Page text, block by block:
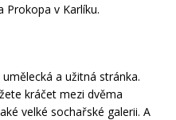
Prokopa v Karlíku.
a užitná stránka.
kráčet mezi dvěma
velké sochařské galerii. A